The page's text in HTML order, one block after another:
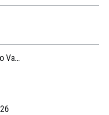
Citroën Berlingo Van L2 950KG BlueHDi 130pk/automa